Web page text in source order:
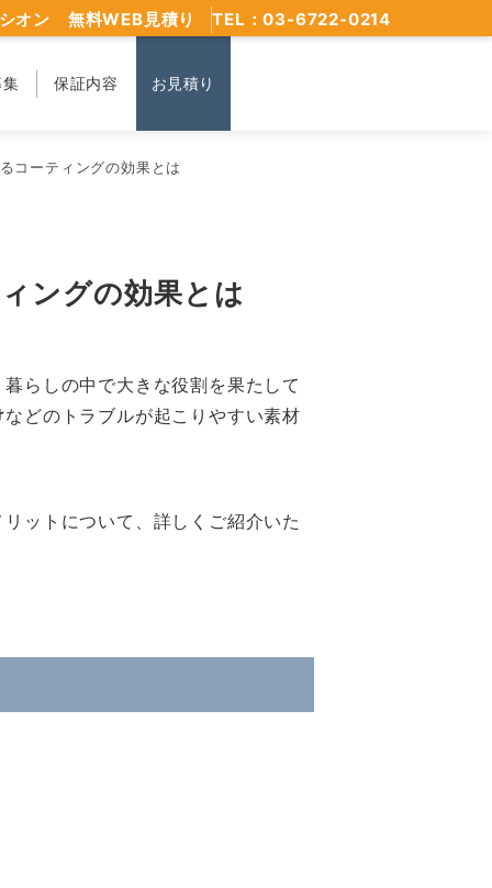
保証内容 お見積り
オン 無料WEB見積り TEL：03-6722-0214
コーティングの効果とは
ングの効果とは
らしの中で大きな役割を果たして
などのトラブルが起こりやすい素材
ットについて、詳しくご紹介いた